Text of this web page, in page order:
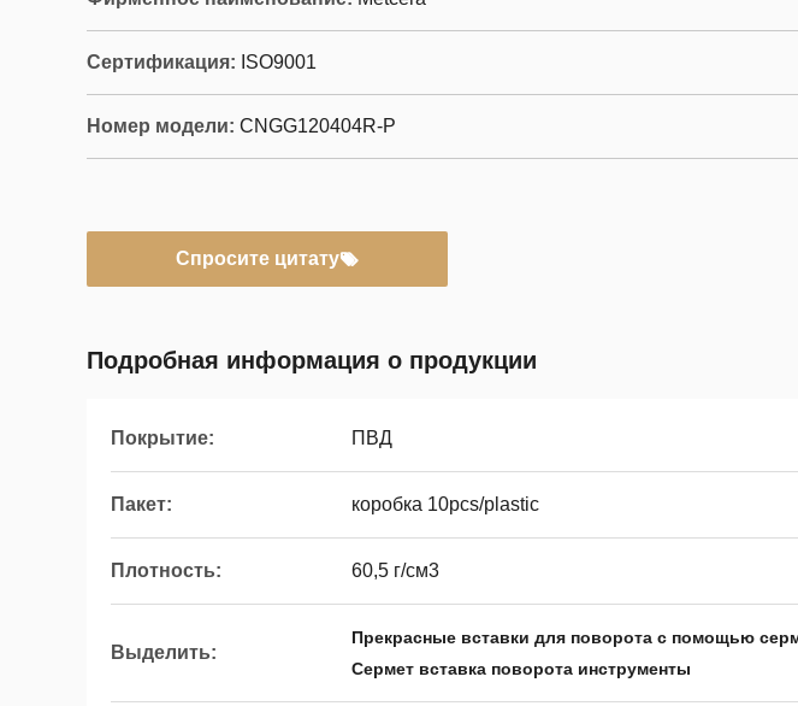
Сертификация: ISO9001
Номер модели: CNGG120404R-P
Спросите цитату
Подробная информация о продукции
Покрытие: ПВД
Пакет: коробка 10pcs/plastic
Плотность: 60,5 г/см3
Выделить:
Прекрасные вставки для поворота с помощью
Сермет вставка поворота инструменты